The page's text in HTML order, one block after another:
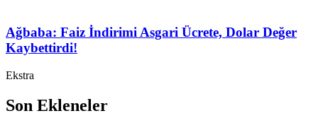
Ağbaba: Faiz İndirimi Asgari Ücrete, Dolar Değer
Kaybettirdi!
Ekstra
Son Ekleneler